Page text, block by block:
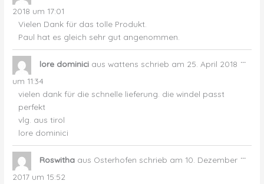
2018 um 17:01
Vielen Dank für das tolle Produkt.
Paul hat es gleich sehr gut angenommen.
lore dominici aus wattens schrieb am 25. April 2018
um 11:34
vielen dank für die schnelle lieferung. die windel passt
perfekt
vlg. aus tirol
lore dominici
...
Roswitha aus Osterhofen schrieb am 10. Dezember
2017 um 15:52
...